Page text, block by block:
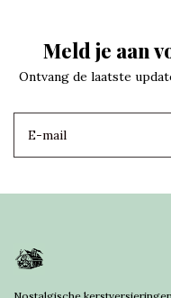
Meld je aan
Ontvang de laatste